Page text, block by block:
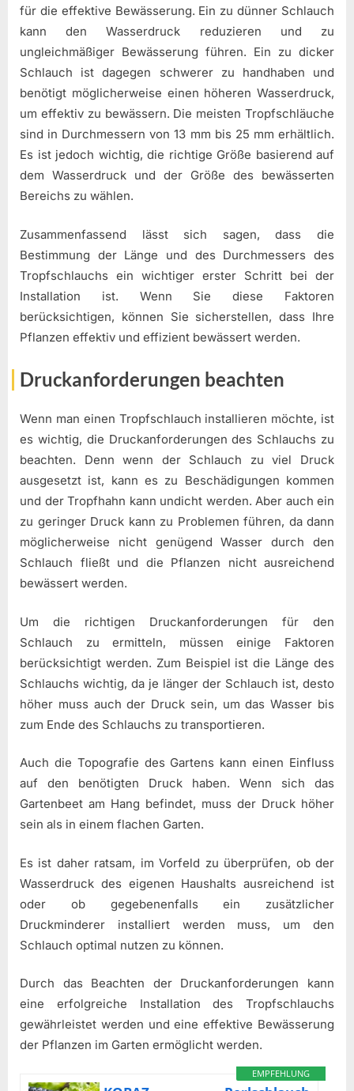
für die effektive Bewässerung. Ein zu dünner Schlauch
kann den Wasserdruck reduzieren und zu
ungleichmäßiger Bewässerung führen. Ein zu dicker
Schlauch ist dagegen schwerer zu handhaben und
benötigt möglicherweise einen höheren Wasserdruck,
um effektiv zu bewässern. Die meisten Tropfschläuche
sind in Durchmessern von 13 mm bis 25 mm erhältlich.
Es ist jedoch wichtig, die richtige Größe basierend auf
dem Wasserdruck und der Größe des bewässerten
Bereichs zu wählen.
Zusammenfassend lässt sich sagen, dass die
Bestimmung der Länge und des Durchmessers des
Tropfschlauchs ein wichtiger erster Schritt bei der
Installation ist. Wenn Sie diese Faktoren
berücksichtigen, können Sie sicherstellen, dass Ihre
Pflanzen effektiv und effizient bewässert werden.
Druckanforderungen beachten
Wenn man einen Tropfschlauch installieren möchte, ist
es wichtig, die Druckanforderungen des Schlauchs zu
beachten. Denn wenn der Schlauch zu viel Druck
ausgesetzt ist, kann es zu Beschädigungen kommen
und der Tropfhahn kann undicht werden. Aber auch ein
zu geringer Druck kann zu Problemen führen, da dann
möglicherweise nicht genügend Wasser durch den
Schlauch fließt und die Pflanzen nicht ausreichend
bewässert werden.
Um die richtigen Druckanforderungen für den
Schlauch zu ermitteln, müssen einige Faktoren
berücksichtigt werden. Zum Beispiel ist die Länge des
Schlauchs wichtig, da je länger der Schlauch ist, desto
höher muss auch der Druck sein, um das Wasser bis
zum Ende des Schlauchs zu transportieren.
Auch die Topografie des Gartens kann einen Einfluss
auf den benötigten Druck haben. Wenn sich das
Gartenbeet am Hang befindet, muss der Druck höher
sein als in einem flachen Garten.
Es ist daher ratsam, im Vorfeld zu überprüfen, ob der
Wasserdruck des eigenen Haushalts ausreichend ist
oder ob gegebenenfalls ein zusätzlicher
Druckminderer installiert werden muss, um den
Schlauch optimal nutzen zu können.
Durch das Beachten der Druckanforderungen kann
eine erfolgreiche Installation des Tropfschlauchs
gewährleistet werden und eine effektive Bewässerung
der Pflanzen im Garten ermöglicht werden.
EMPFEHLUNG